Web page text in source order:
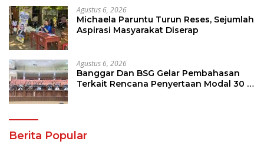
Agustus 6, 2026
Michaela Paruntu Turun Reses, Sejumlah
Aspirasi Masyarakat Diserap
Agustus 6, 2026
Banggar Dan BSG Gelar Pembahasan
Terkait Rencana Penyertaan Modal 30 M
Berita Popular